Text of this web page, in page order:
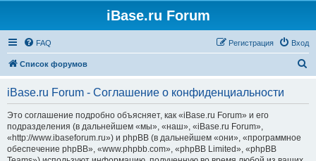
iBase.ru Forum
FAQ Вход
Регистрация
Список форумов
iBase.ru Forum - Соглашение о конфиденциальности
Это соглашение подробно объясняет, как «iBase.ru Forum» и его
подразделения (в дальнейшем «мы», «наш», «iBase.ru Forum»,
«http://www.ibaseforum.ru») и phpBB (в дальнейшем «они», «программное
обеспечение phpBB», «www.phpbb.com», «phpBB Limited», «phpBB